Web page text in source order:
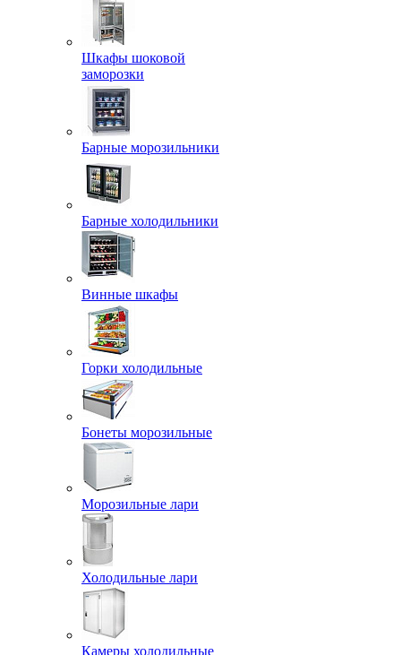
Шкафы шоковой
заморозки
Барные морозильники
Барные холодильники
Винные шкафы
Горки холодильные
Бонеты морозильные
Морозильные лари
Холодильные лари
Камеры холодильные